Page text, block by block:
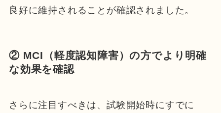
良好に維持されることが確認されました。
② MCI（軽度認知障害）の方でより明確
な効果を確認
さらに注目すべきは、試験開始時にすでに